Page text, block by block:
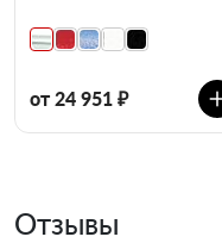
от 24 951 ₽
Отзывы